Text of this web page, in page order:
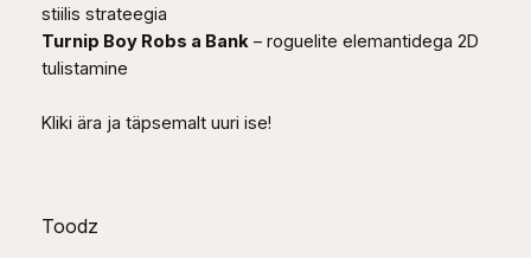
stiilis strateegia
Turnip Boy Robs a Bank– roguelite elemantidega 2D
tulistamine
Kliki ära ja täpsemalt uuri ise!
Toodz